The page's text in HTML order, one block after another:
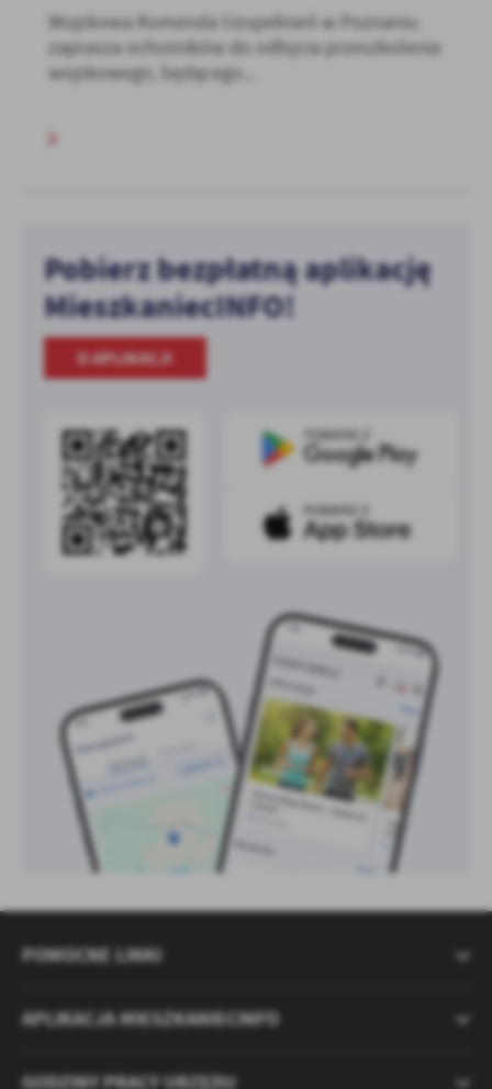
Wojskowa Komenda Uzupełnień w Poznaniu
zaprasza ochotników do odbycia przeszkolenia
wojskowego, będącego...
Pobierz bezpłatną aplikację
MieszkaniecINFO!
O APLIKACJI
POMOCNE LINKI
APLIKACJA MIESZKANIECINFO
GODZINY PRACY URZĘDU